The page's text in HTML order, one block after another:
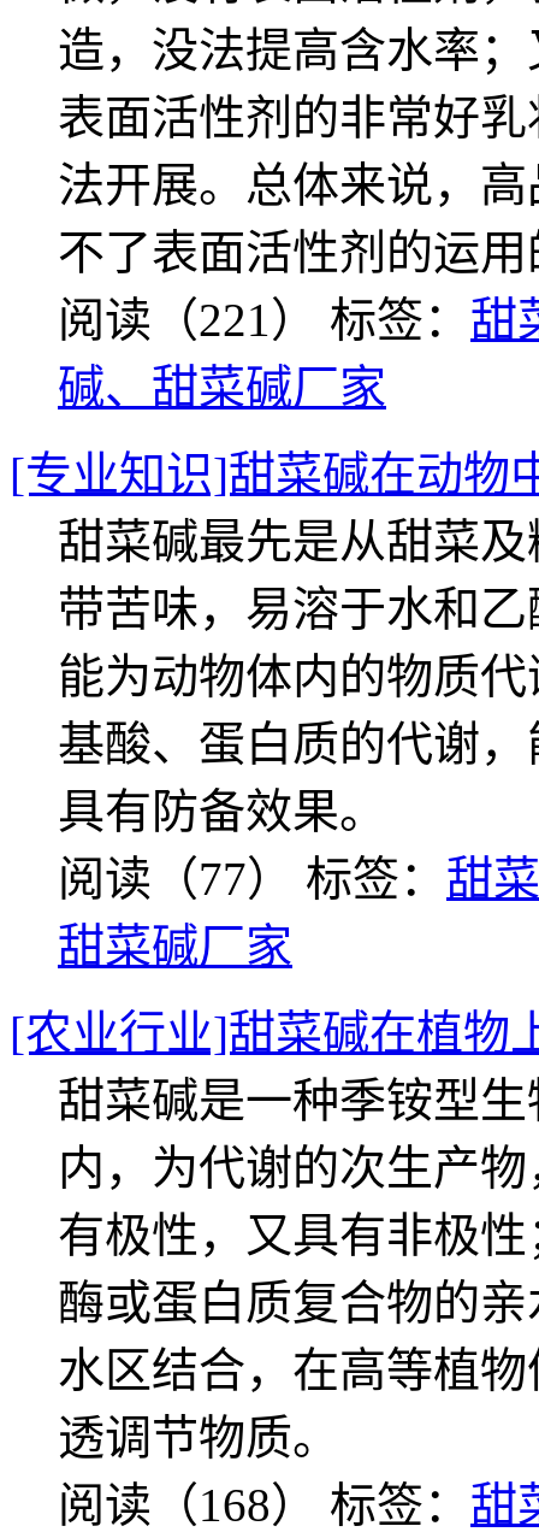
造，没法提高含水率
表面活性剂的非常好
法开展。总体来说，
不了表面活性剂的运用
阅读（221） 标签： 甜
碱、甜菜碱厂家
[专业知识]甜菜碱在动物
甜菜碱最先是从甜菜
带苦味，易溶于水和
能为动物体内的物质
基酸、蛋白质的代谢
具有防备效果。
阅读（77） 标签： 甜
甜菜碱厂家
[农业行业]甜菜碱在植物
甜菜碱是一种季铵型
内，为代谢的次生产
有极性，又具有非极
酶或蛋白质复合物的
水区结合，在高等植
透调节物质。
阅读（168） 标签： 甜